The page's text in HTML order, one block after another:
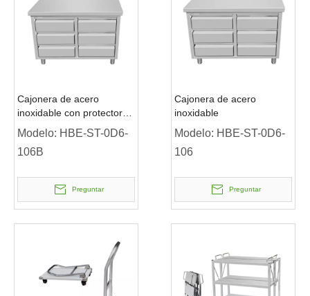
Cajonera de acero
inoxidable con protector
contra salpicaduras
Modelo: HBE-ST-0D6-
106B
Preguntar
Cajonera de acero
inoxidable
Modelo: HBE-ST-0D6-
106
Preguntar